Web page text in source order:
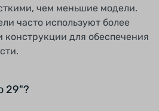
чем меньшие модели.
часто используют более
для обеспечения
29"?